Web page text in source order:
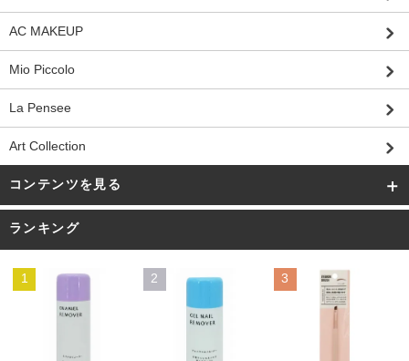
AC MAKEUP
Mio Piccolo
La Pensee
Art Collection
コンテンツを見る
ランキング
1 2 3